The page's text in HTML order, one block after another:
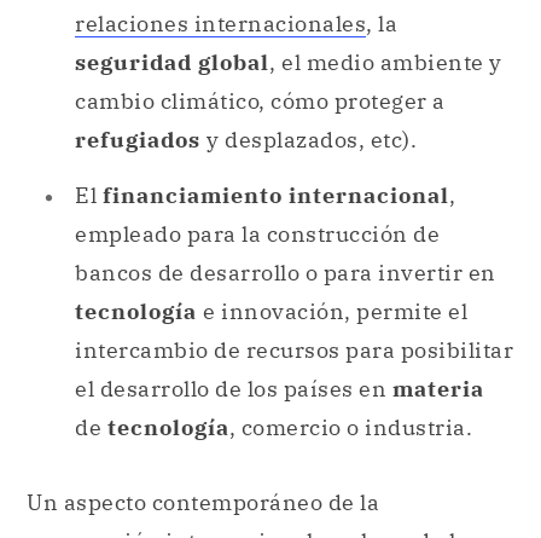
relaciones internacionales, la
seguridad global, el medio ambiente y
cambio climático, cómo proteger a
refugiados y desplazados, etc).
El financiamiento internacional,
empleado para la construcción de
bancos de desarrollo o para invertir en
tecnología e innovación, permite el
intercambio de recursos para posibilitar
el desarrollo de los países en materia
de tecnología, comercio o industria.
Un aspecto contemporáneo de la